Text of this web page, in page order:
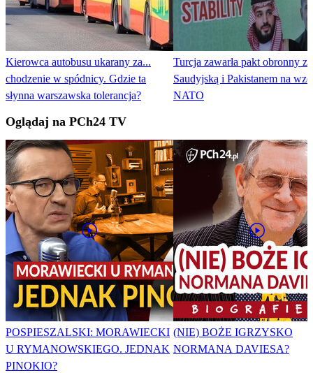
Kierowca autobusu ukarany za...
chodzenie w spódnicy. Gdzie ta
słynna warszawska tolerancja?
Turcja zawarła pakt obronny z
Saudyjską i Pakistanem na
NATO
Oglądaj na PCh24 TV
POSPIESZALSKI: MORAWIECKI
U RYMANOWSKIEGO. JEDNAK
PINOKIO?
(NIE) BOŻE IGRZYSKO
NORMANA DAVIESA?